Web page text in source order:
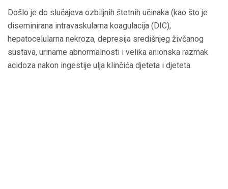
Došlo je do slučajeva ozbiljnih štetnih učinaka (kao što je
diseminirana intravaskularna koagulacija (DIC),
hepatocelularna nekroza, depresija središnjeg živčanog
sustava, urinarne abnormalnosti i velika anionska razmak
acidoza nakon ingestije ulja klinčića djeteta i djeteta.